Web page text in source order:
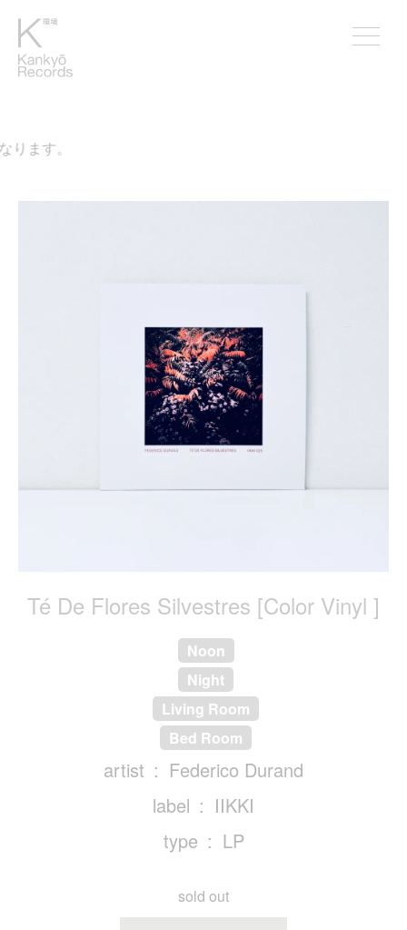
ます。
Té De Flores Silvestres [Color Vinyl ]
Noon
Night
Living Room
Bed Room
artist
Federico Durand
label
IIKKI
type
LP
sold out